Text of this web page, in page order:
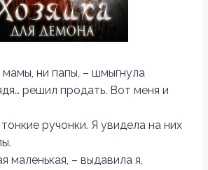
ни папы, – шмыгнула
решил продать. Вот меня и
ручонки. Я увидела на них
маленькая, – выдавила я,